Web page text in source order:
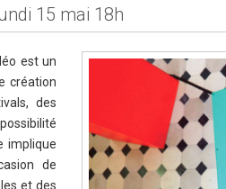
15 mai 18h
est un
création
des
implique
de
et des